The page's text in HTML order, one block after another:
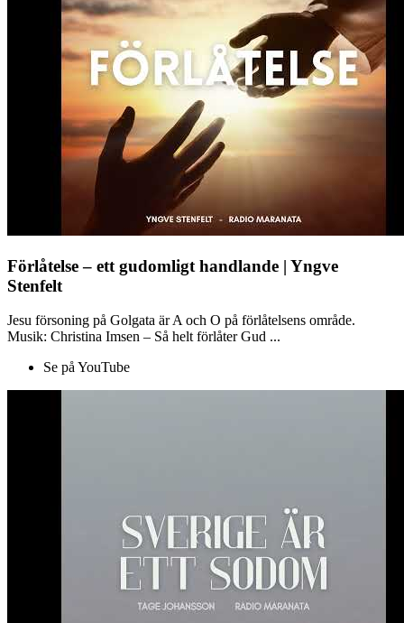
Förlåtelse – ett gudomligt handlande | Yngve
Stenfelt
Jesu försoning på Golgata är A och O på förlåtelsens område.
Musik: Christina Imsen – Så helt förlåter Gud ...
Se på YouTube